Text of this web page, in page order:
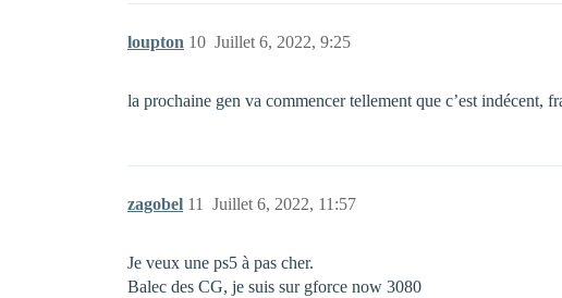
loupton Juillet 6, 2022, 9:25
10
la prochaine gen va commencer tellement que c’est indécent,
zagobel Juillet 6, 2022, 11:57
11
Je veux une ps5 à pas cher.
Balec des CG, je suis sur gforce now 3080